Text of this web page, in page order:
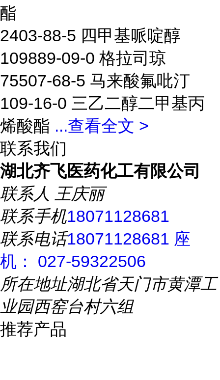
酯
2403-88-5 四甲基哌啶醇
109889-09-0 格拉司琼
75507-68-5 马来酸氟吡汀
109-16-0 三乙二醇二甲基丙
烯酸酯 ...查看全文 >
联系我们
湖北齐飞医药化工有限公司
联系人 王庆丽
联系手机18071128681
联系电话18071128681 座
机： 027-59322506
所在地址湖北省天门市黄潭工
业园西窑台村六组
推荐产品